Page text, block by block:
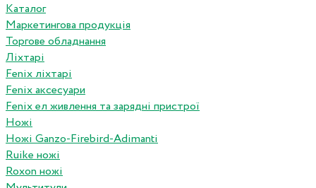
Каталог
Маркетингова продукція
Торгове обладнання
Ліхтарі
Fenix ліхтарі
Fenix аксесуари
Fenix ел живлення та зарядні пристрої
Ножі
Ножі Ganzo-Firebird-Adimanti
Ruike ножі
Roxon ножi